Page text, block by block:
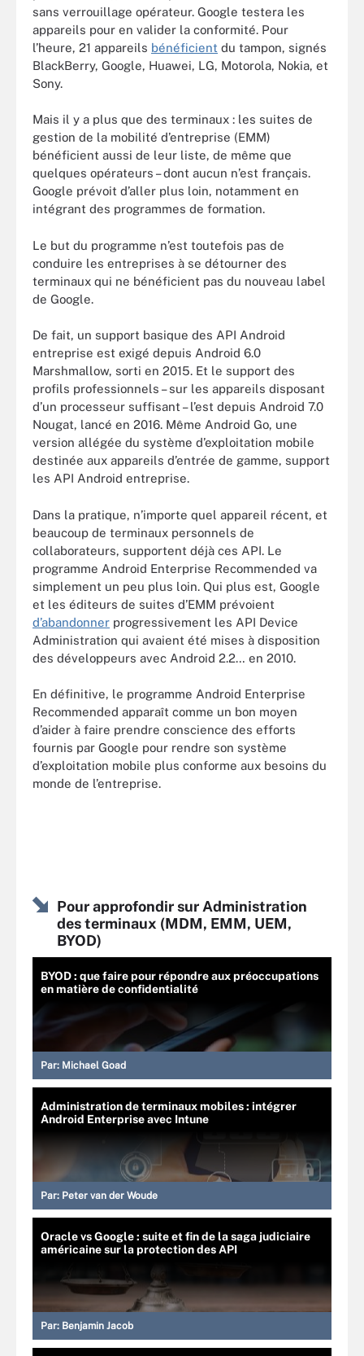
sans verrouillage opérateur. Google testera les
appareils pour en valider la conformité. Pour
l’heure, 21 appareils bénéficient du tampon, signés
BlackBerry, Google, Huawei, LG, Motorola, Nokia, et
Sony.
Mais il y a plus que des terminaux : les suites de
gestion de la mobilité d’entreprise (EMM)
bénéficient aussi de leur liste, de même que
quelques opérateurs – dont aucun n’est français.
Google prévoit d’aller plus loin, notamment en
intégrant des programmes de formation.
Le but du programme n’est toutefois pas de
conduire les entreprises à se détourner des
terminaux qui ne bénéficient pas du nouveau label
de Google.
De fait, un support basique des API Android
entreprise est exigé depuis Android 6.0
Marshmallow, sorti en 2015. Et le support des
profils professionnels – sur les appareils disposant
d’un processeur suffisant – l’est depuis Android 7.0
Nougat, lancé en 2016. Même Android Go, une
version allégée du système d’exploitation mobile
destinée aux appareils d’entrée de gamme, support
les API Android entreprise.
Dans la pratique, n’importe quel appareil récent, et
beaucoup de terminaux personnels de
collaborateurs, supportent déjà ces API. Le
programme Android Enterprise Recommended va
simplement un peu plus loin. Qui plus est, Google
et les éditeurs de suites d’EMM prévoient
d’abandonner progressivement les API Device
Administration qui avaient été mises à disposition
des développeurs avec Android 2.2… en 2010.
En définitive, le programme Android Enterprise
Recommended apparaît comme un bon moyen
d’aider à faire prendre conscience des efforts
fournis par Google pour rendre son système
d’exploitation mobile plus conforme aux besoins du
monde de l’entreprise.
Pour approfondir sur Administration
des terminaux (MDM, EMM, UEM,
BYOD)
BYOD : que faire pour répondre aux préoccupations
en matière de confidentialité
Par: Michael Goad
Administration de terminaux mobiles : intégrer
Android Enterprise avec Intune
Par: Peter van der Woude
Oracle vs Google : suite et fin de la saga judiciaire
américaine sur la protection des API
Par: Benjamin Jacob